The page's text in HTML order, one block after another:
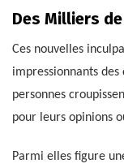
Des Milliers
Ces nouvelles
impressionnants
personnes
pour leurs opinions
Parmi elles figure